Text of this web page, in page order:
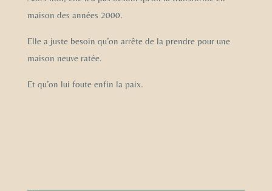
maison des années 2000.
Elle a juste besoin qu’on arrête de la prendre pour une
maison neuve ratée.
Et qu’on lui foute enfin la paix.